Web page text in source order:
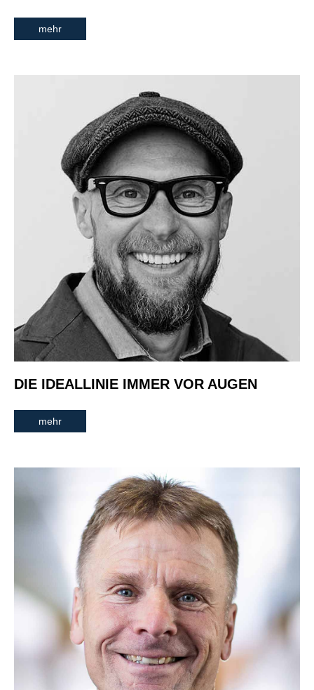
mehr
DIE IDEALLINIE IMMER VOR AUGEN
mehr